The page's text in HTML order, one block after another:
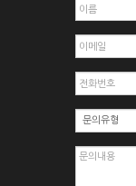
4. 타인의 서비스
6. 이용자가 영업
7. 회사의 정보
8. 기타 회사가
제5조 (서비스